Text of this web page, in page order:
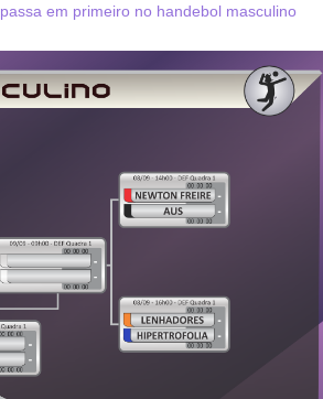
em primeiro no handebol masculino